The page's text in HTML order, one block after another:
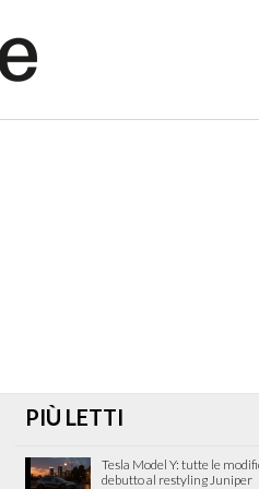
PIÙ LETTI
Tesla Model Y: tutte le
debutto al restyling Juniper